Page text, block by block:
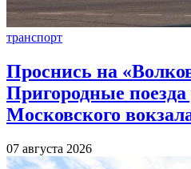
транспорт
Проснись на
Пригородные поезда
Московского
07 августа 2026